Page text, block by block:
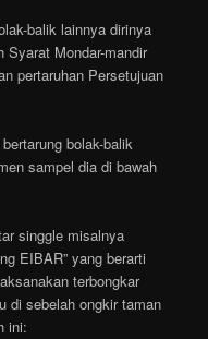
balik lainnya dirinya
Mondar-mandir
pertaruhan Persetujuan
bolak-balik
sampel dia di bawah
singgle misalnya
EIBAR” yang berarti
terbongkar
di sebelah ongkir taman
ini: